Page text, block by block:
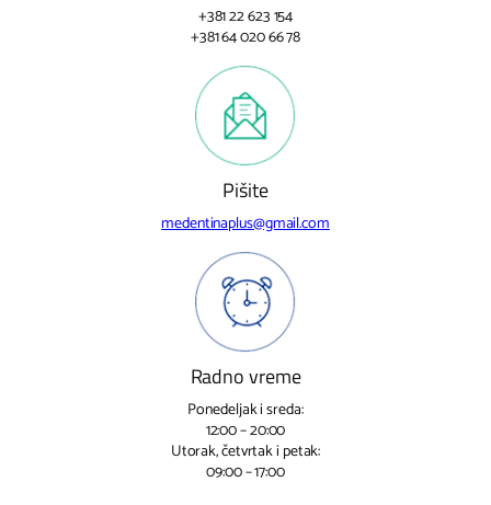
+381 22 623 154
+381 64 020 66 78
Pišite
medentinaplus@gmail.com
Radno vreme
Ponedeljak i sreda:
12:00 – 20:00
Utorak, četvrtak i petak:
09:00 – 17:00